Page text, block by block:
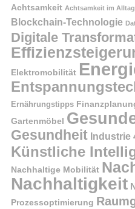
Achtsamkeit Achtsamkeit im Alltag
Blockchain-Technologie
Digitale
Elektromobilität
Ernährungstipps
Gartenmöbel
Gesundheit Industrie
Künstliche
Nachhaltige Mobilität
Nachhaltigkeit
Prozessoptimierung